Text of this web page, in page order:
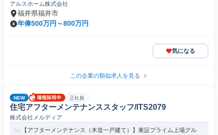
アルスホーム株式会社
福井県福井市
年俸500万円～800万円
気になる
この企業の類似求人を見る
NEW 正社員
住宅アフターメンテナンススタッフ/ITS2079
株式会社メルディア
【アフターメンテナンス（木造一戸建て）】東証プライム上場グル